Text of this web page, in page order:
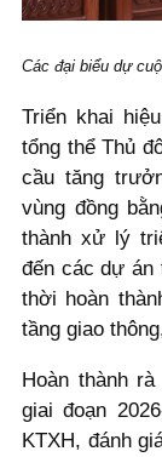
Các đại biểu dự
Triển khai
tổng thể Thủ
cầu tăng
vùng đồng
thành xử lý
đến các dự án
thời hoàn
tầng giao
Hoàn thành
giai đoạn
KTXH, đánh